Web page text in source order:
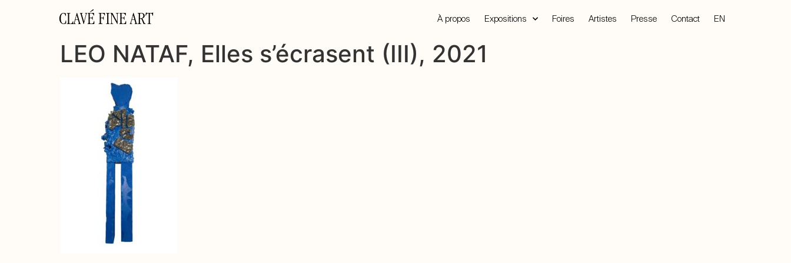
CLAVÉ FINE ART À propos Expositions Foires Artistes Presse Contact EN
LEO NATAF, Elles s’écrasent (III), 2021